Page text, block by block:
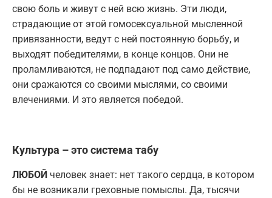
свою боль и живут с ней всю жизнь. Эти люди,
страдающие от этой гомосексуальной мысленной
привязанности, ведут с ней постоянную борьбу, и
выходят победителями, в конце концов. Они не
проламливаются, не подпадают под само действие,
они сражаются со своими мыслями, со своими
влечениями. И это является победой.
Культура – это система табу
ЛЮБОЙ человек знает: нет такого сердца, в котором
бы не возникали греховные помыслы. Да, тысячи